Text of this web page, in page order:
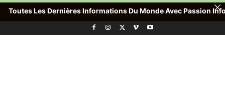
Les Dernières Informations Du Monde Avec Passion Info